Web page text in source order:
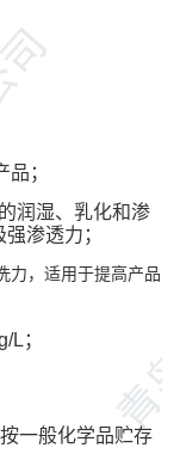
；
润湿、乳化和渗
强渗透力 ；
力，适用于提高产品
L ；
一般化学品贮存